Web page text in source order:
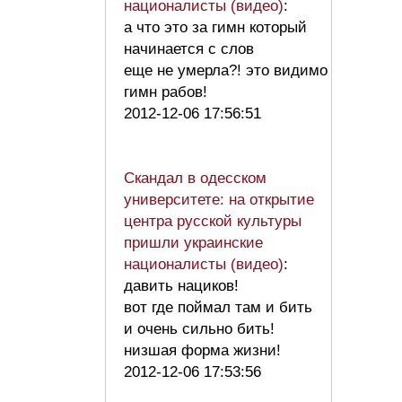
националисты (видео):
а что это за гимн который
начинается с слов
еще не умерла?! это видимо
гимн рабов!
2012-12-06 17:56:51
Скандал в одесском
университете: на открытие
центра русской культуры
пришли украинские
националисты (видео):
давить нациков!
вот где поймал там и бить
и очень сильно бить!
низшая форма жизни!
2012-12-06 17:53:56